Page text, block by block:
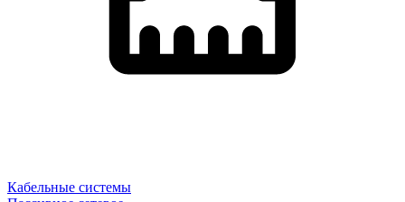
Кабельные системы